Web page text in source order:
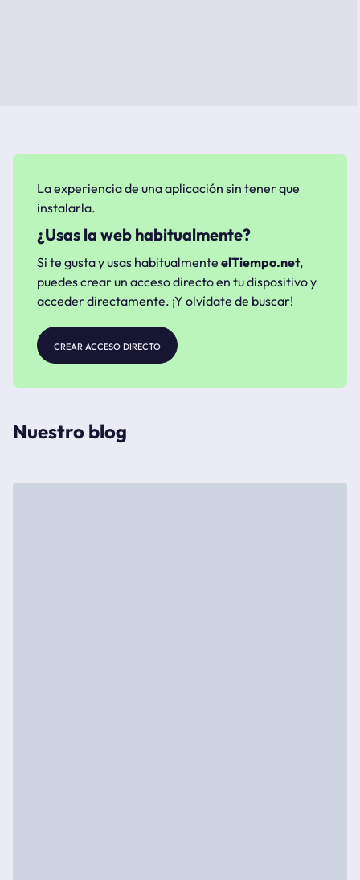
La experiencia de una aplicación sin tener que
instalarla.
¿Usas la web habitualmente?
Si te gusta y usas habitualmente elTiempo.net,
puedes crear un acceso directo en tu dispositivo y
acceder directamente. ¡Y olvídate de buscar!
crear acceso directo
Nuestro blog